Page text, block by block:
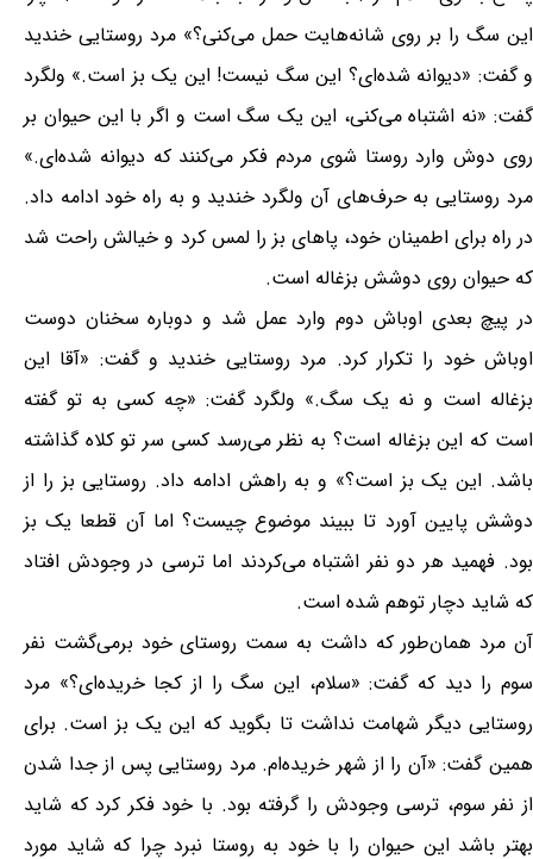
این سگ را بر روی شانه‌هایت حمل می‌کنی؟» مرد روستایی خندید
و گفت: «دیوانه شده‌ای؟ این سگ نیست! این یک بز است.» ولگرد
گفت: «نه اشتباه می‌کنی، این یک سگ است و اگر با این حیوان بر
روی دوش وارد روستا شوی مردم فکر می‌کنند که دیوانه شده‌ای.»
مرد روستایی به حرف‌های آن ولگرد خندید و به راه خود ادامه داد.
در راه برای اطمینان خود، پاهای بز را لمس کرد و خیالش راحت شد
که حیوان روی دوشش بزغاله است.
در پیچ بعدی اوباش دوم وارد عمل شد و دوباره سخنان دوست
اوباش خود را تکرار کرد. مرد روستایی خندید و گفت: «آقا این
بزغاله است و نه یک سگ.» ولگرد گفت: «چه کسی به تو گفته
است که این بزغاله است؟ به نظر می‌رسد کسی سر تو کلاه گذاشته
باشد. این یک بز است؟» و به راهش ادامه داد. روستایی بز را از
دوشش پایین آورد تا ببیند موضوع چیست؟ اما آن قطعا یک بز
بود. فهمید هر دو نفر اشتباه می‌کردند اما ترسی در وجودش افتاد
که شاید دچار توهم شده است.
آن مرد همان‌طور که داشت به سمت روستای خود برمی‌گشت نفر
سوم را دید که گفت: «سلام، این سگ را از کجا خریده‌ای؟» مرد
روستایی دیگر شهامت نداشت تا بگوید که این یک بز است. برای
همین گفت: «آن را از شهر خریده‌ام. مرد روستایی پس از جدا شدن
از نفر سوم، ترسی وجودش را گرفته بود. با خود فکر کرد که شاید
بهتر باشد این حیوان را با خود به روستا نبرد چرا که شاید مورد